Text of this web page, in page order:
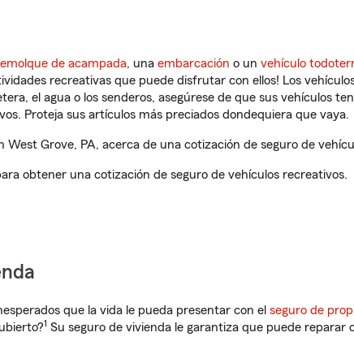
de acampada, una embarcación o un vehículo
recreativas que puede disfrutar con ellos! Los
el agua o los senderos, asegúrese de que sus vehículos
Proteja sus artículos más preciados dondequiera que vaya.
Grove, PA, acerca de una cotización de seguro de
obtener una cotización de seguro de vehículos recreativos.
que la vida le pueda presentar con el seguro de
1 Su seguro de vivienda le garantiza que puede reparar